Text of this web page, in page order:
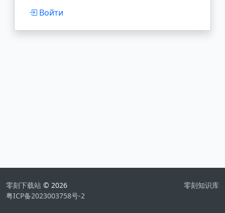
Войти
零刻下载站 © 2026
零刻知识库
粤ICP备2023003758号-2